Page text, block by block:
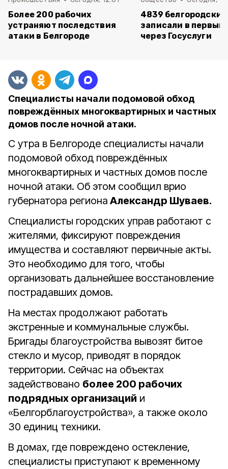
Более 200 рабочих
устраняют последствия
атаки в Белгороде
4839
записали в первый
через Госуслуги
Специалисты начали подомовой обход
повреждённых многоквартирных и частных
домов после ночной атаки.
С утра в Белгороде специалисты начали
подомовой обход повреждённых
многоквартирных и частных домов после
ночной атаки. Об этом сообщил врио
губернатора региона Александр Шуваев.
Специалисты городских управ работают с
жителями, фиксируют повреждения
имущества и составляют первичные акты.
Это необходимо для того, чтобы
организовать дальнейшее восстановление
пострадавших домов.
На местах продолжают работать
экстренные и коммунальные службы.
Бригады благоустройства вывозят битое
стекло и мусор, приводят в порядок
территории. Сейчас на объектах
задействовано более 200 рабочих
подрядных организаций и
«Белгорблагоустройства», а также около
30 единиц техники.
В домах, где повреждено остекление,
специалисты приступают к временному